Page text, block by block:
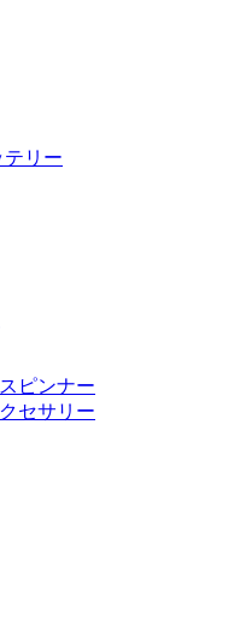
テリー
ピンナー
セサリー